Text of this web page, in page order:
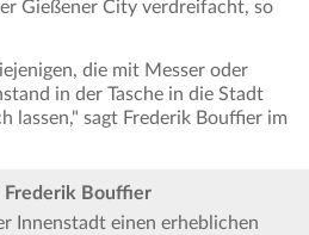
Gießener City verdreifacht, so
die mit Messer oder
in der Tasche in die Stadt
lassen," sagt Frederik Bouffier im
Frederik Bouffier
Innenstadt einen erheblichen